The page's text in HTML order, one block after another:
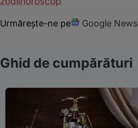
Urmărește-ne pe Google News
Ghid de cumpărături